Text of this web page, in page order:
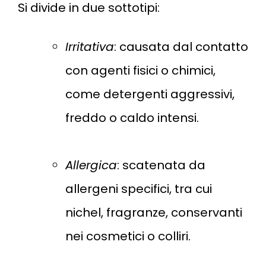
Si divide in due sottotipi:
Irritativa: causata dal contatto
con agenti fisici o chimici,
come detergenti aggressivi,
freddo o caldo intensi.
Allergica: scatenata da
allergeni specifici, tra cui
nichel, fragranze, conservanti
nei cosmetici o colliri​.